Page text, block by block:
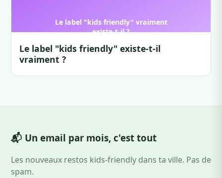
Le label "kids friendly" existe-t-il
vraiment ?
📬 Un email par mois, c'est tout
Les nouveaux restos kids-friendly dans ta ville. Pas de
spam.